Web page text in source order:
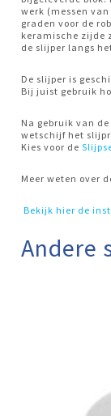
werk (messen
graden voor de
keramische zijde
de slijper langs
De slijper is
Bij juist gebruik
Na gebruik van
wetschijf het
Kies voor de
Meer weten over
Bekijk hier de
Andere